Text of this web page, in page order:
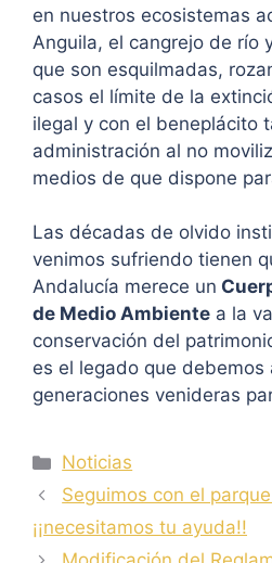
en nuestros ecosistemas
Anguila, el cangrejo de río
que son esquilmadas,
casos el límite de la
ilegal y con el beneplácito
administración al no
medios de que dispone
Las décadas de olvido
venimos sufriendo tienen
Andalucía merece un
de Medio Ambiente a la
conservación del
es el legado que debemos
generaciones venideras
Categorías
Noticias
Seguimos con el
¡¡necesitamos tu ayuda!!